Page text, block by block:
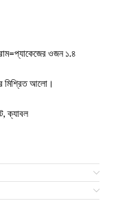
ওজন ১.৪
মিশ্রিত আলো।
ক্যাবল